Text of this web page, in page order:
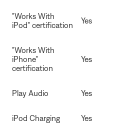
"Works With
iPod" certification
Yes
"Works With
iPhone"
certification
Yes
Play Audio Yes
iPod Charging Yes